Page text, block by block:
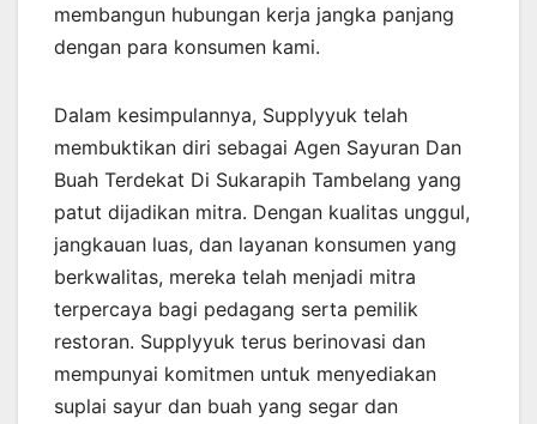
membangun hubungan kerja jangka panjang
dengan para konsumen kami.
Dalam kesimpulannya, Supplyyuk telah
membuktikan diri sebagai Agen Sayuran Dan
Buah Terdekat Di Sukarapih Tambelang yang
patut dijadikan mitra. Dengan kualitas unggul,
jangkauan luas, dan layanan konsumen yang
berkwalitas, mereka telah menjadi mitra
terpercaya bagi pedagang serta pemilik
restoran. Supplyyuk terus berinovasi dan
mempunyai komitmen untuk menyediakan
suplai sayur dan buah yang segar dan